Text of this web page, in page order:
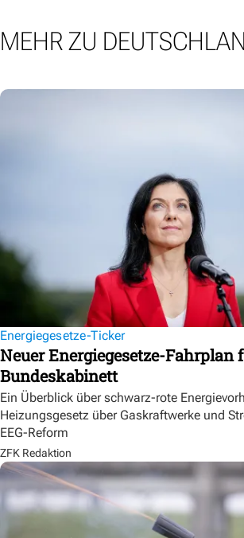
MEHR ZU
Energiegesetze-Ticker
Neuer Energiegesetze-Fahrplan
Bundeskabinett
Ein Überblick über schwarz-rote
Heizungsgesetz über Gaskraftwerke und
EEG-Reform
ZFK Redaktion